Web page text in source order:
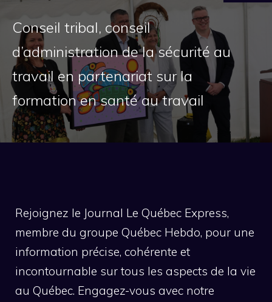
Conseil tribal, conseil
d’administration de la sécurité au
travail en partenariat sur la
formation en santé au travail
Rejoignez le Journal Le Québec Express,
membre du groupe Québec Hebdo, pour une
information précise, cohérente et
incontournable sur tous les aspects de la vie
au Québec. Engagez-vous avec notre